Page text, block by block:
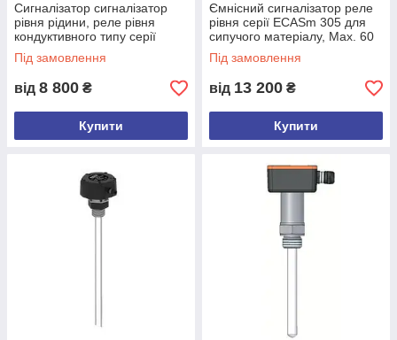
Сигналізатор сигналізатор
рівня рідини, реле рівня
кондуктивного типу серії
ELCp, 25 бар
Під замовлення
від 8 800 ₴
Купити
Ємнісний сигналізатор реле
рівня серії ECASm 305 для
сипучого матеріалу, Max. 60
бар, Max. 150 °C
Під замовлення
від 13 200 ₴
Купити